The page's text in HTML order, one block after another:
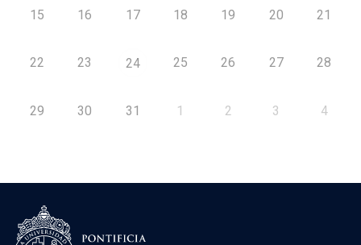
15 16 17 18 19 20 21
22 23 24 25 26 27 28
29 30 31 1 2 3 4